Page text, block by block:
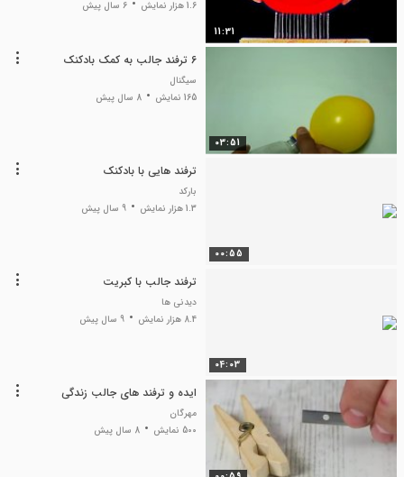
11:31
1.6 هزار نمایش
6 سال پیش
03:51
6 ترفند جالب به کمک بادکنک
سیگنال
165 نمایش
8 سال پیش
00:55
ترفند هایی با بادکنک
بارکد
1.3 هزار نمایش
9 سال پیش
04:03
ترفند جالب با کبریت
دیدنی ها
8.4 هزار نمایش
9 سال پیش
ایده و ترفند های جالب زندگی
مهرگان
500 نمایش
8 سال پیش